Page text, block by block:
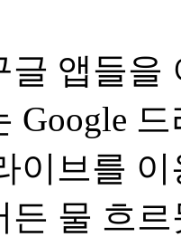
글 앱들을
Google
이브를
든 물 흐